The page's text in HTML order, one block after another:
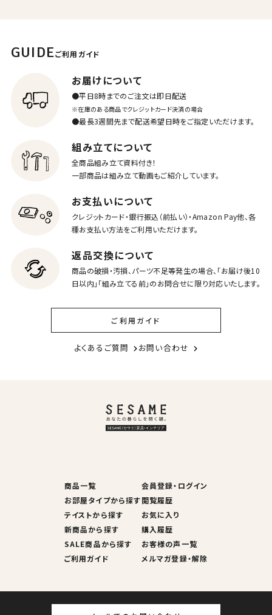
GUIDEご利用ガイド
お届けについて
●平日8時までのご注文は即日配送
※在庫のある商品でクレジットカード決済の場合
●最長3週間先まで配送希望日時をご指定いただけます。
組み立てについて
全商品組み立て資料付き！
一部商品は組み立て動画もご紹介しています。
お支払いについて
クレジットカード・銀行振込（前払い）・Amazon Pay他、各
種お支払い方法をご利用いただけます。
返品交換について
商品の破損・汚損、パーツ不足等発生の場合、「お届け後10
日以内」「組み立てる前」のお問合せに限り対応いたします。
ご利用ガイド
よくあるご質問 お問い合わせ
商品一覧
お部屋タイプから探す
テイストから探す
新商品から探す
SALE商品から探す
ご利用ガイド
会員登録・ログイン
閲覧履歴
お気に入り
購入履歴
お客様の声一覧
メルマガ登録・解除